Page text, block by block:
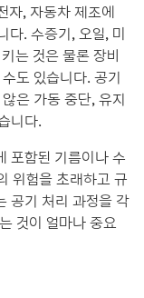
자, 자동차 제조에
다. 수증기, 오일, 미
는 것은 물론 장비
도 있습니다. 공기
은 가동 중단, 유지
니다.
포함된 기름이나 수
위험을 초래하고 규
공기 처리 과정을 각
것이 얼마나 중요